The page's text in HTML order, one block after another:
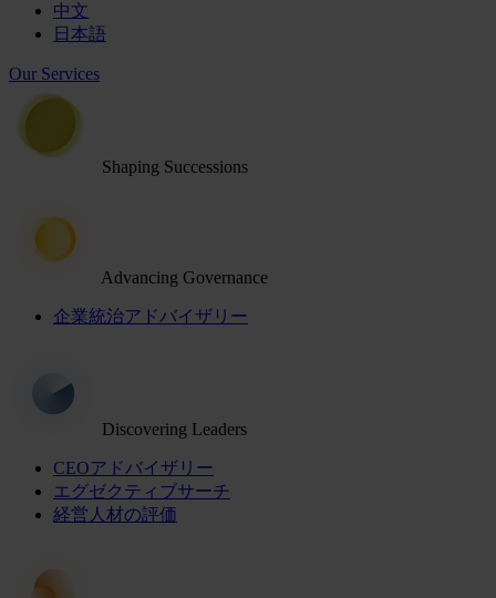
中文
日本語
Our Services
Shaping Successions
Advancing Governance
企業統治アドバイザリー
Discovering Leaders
CEOアドバイザリー
エグゼクティブサーチ
経営人材の評価